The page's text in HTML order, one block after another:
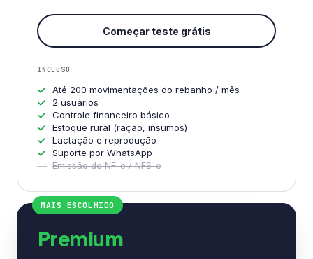
Começar teste grátis
INCLUSO
Até 200 movimentações do rebanho / mês
2 usuários
Controle financeiro básico
Estoque rural (ração, insumos)
Lactação e reprodução
Suporte por WhatsApp
Emissão de NF-e / NFS-e
MAIS ESCOLHIDO
Premium